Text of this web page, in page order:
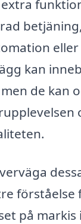
betjäning,
eller
kan
de kan
förståelse
på markis